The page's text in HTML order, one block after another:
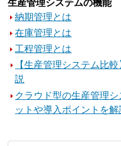
生産管理システムの機能
納期管理とは
在庫管理とは
工程管理とは
【生産管理システム比
説
クラウド型の生産管理
ットや導入ポイントを解